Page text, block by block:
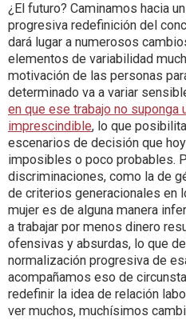
¿El futuro? Caminamos hacia
progresiva redefinición del
dará lugar a numerosos
elementos de variabilidad
motivación de las personas
determinado va a variar
en que ese trabajo no suponga
imprescindible, lo que
escenarios de decisión que
imposibles o poco probables.
discriminaciones, como la de
de criterios generacionales en
mujer es de alguna manera
a trabajar por menos dinero
ofensivas y absurdas, lo que
normalización progresiva de
acompañamos eso de
redefinir la idea de relación
ver muchos, muchísimos